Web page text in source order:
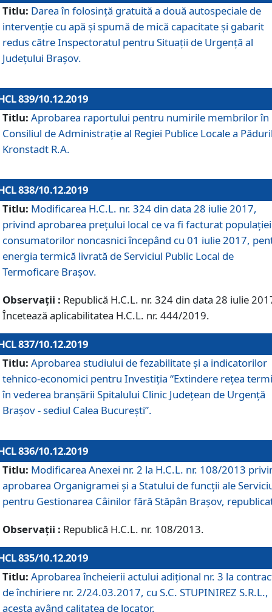
Titlu: Darea în folosință gratuită a două autospeciale de
intervenție cu apă și spumă de mică capacitate și gabarit
redus către Inspectoratul pentru Situaţii de Urgenţă al
Judeţului Brașov.
839/10.12.2019
Titlu: Aprobarea raportului pentru numirile membrilor în
Consiliul de Administraţie al Regiei Publice Locale a
Kronstadt R.A.
838/10.12.2019
Titlu: Modificarea H.C.L. nr. 324 din data 28 iulie 2017,
privind aprobarea preţului local ce va fi facturat
consumatorilor noncasnici începând cu 01 iulie 2017,
energia termică livrată de Serviciul Public Local de
Termoficare Braşov.
Observații : Republică H.C.L. nr. 324 din data 28 iulie
Încetează aplicabilitatea H.C.L. nr. 444/2019.
837/10.12.2019
Titlu: Aprobarea studiului de fezabilitate și a indicatorilor
tehnico-economici pentru Investiția “Extindere rețea
în vederea branșării Spitalului Clinic Județean de Urgență
Brașov - sediul Calea București”.
836/10.12.2019
Titlu: Modificarea Anexei nr. 2 la H.C.L. nr. 108/2013
aprobarea Organigramei şi a Statului de funcții ale
pentru Gestionarea Câinilor fără Stăpân Brașov,
Observații : Republică H.C.L. nr. 108/2013.
835/10.12.2019
Titlu: Aprobarea încheierii actului adițional nr. 3 la
de închiriere nr. 2/24.03.2017, cu S.C. STUPINIREZ S.R.L.,
acesta având calitatea de locator.